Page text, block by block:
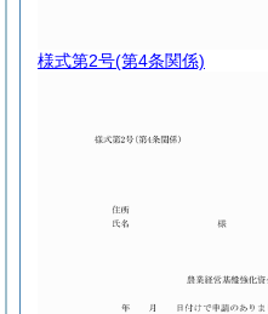
様式第2号(第4条関係)